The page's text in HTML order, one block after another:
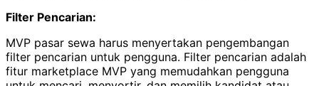
Filter Pencarian:
MVP pasar sewa harus menyertakan pengembangan
filter pencarian untuk pengguna. Filter pencarian adalah
fitur marketplace MVP yang memudahkan pengguna